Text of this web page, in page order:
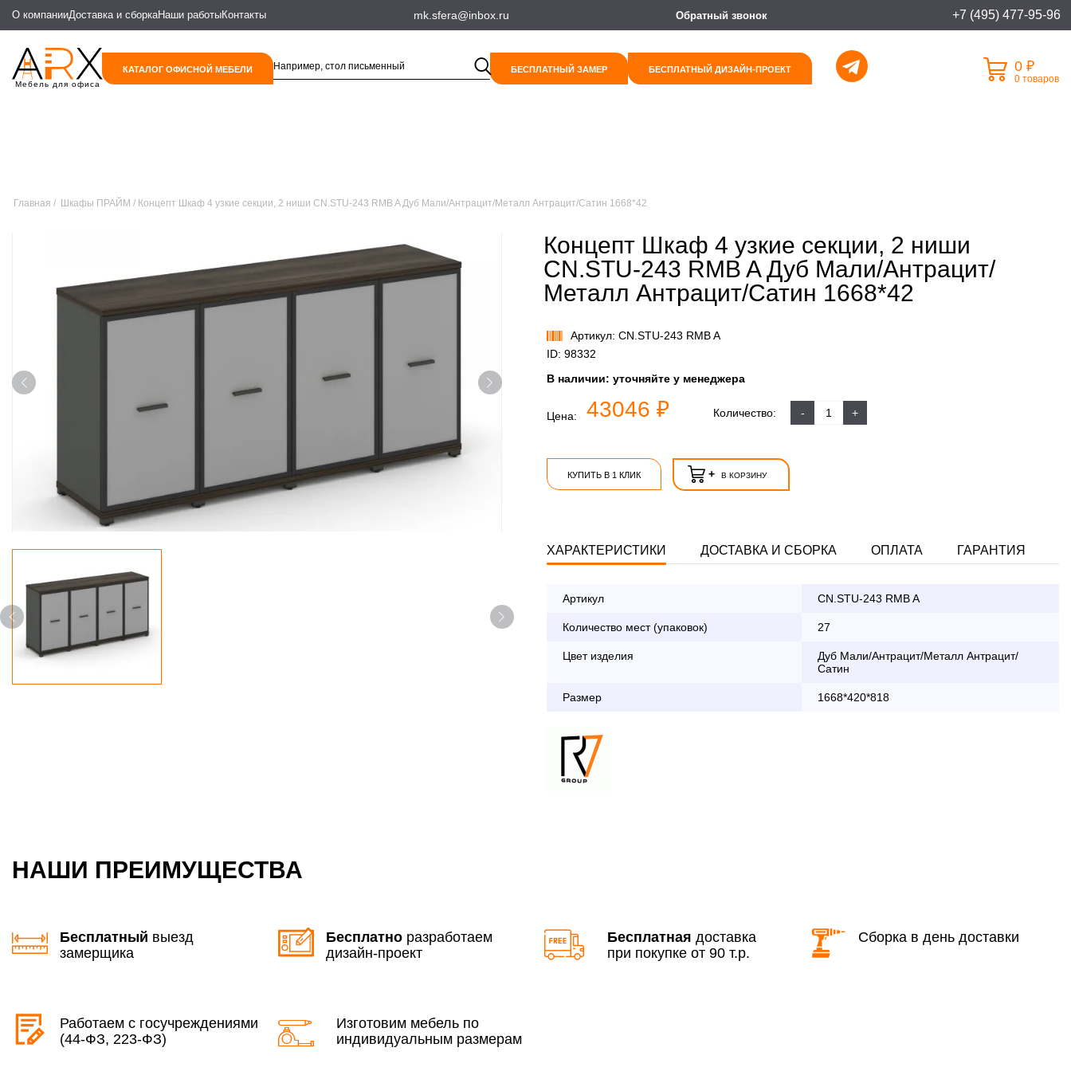
О компанииДоставка и сборкаНаши работыКонтакты mk.sfera@inbox.ru Обратный звонок +7 (495) 477-95-96
Мебель для офиса
КАТАЛОГ ОФИСНОЙ МЕБЕЛИ БЕСПЛАТНЫЙ ЗАМЕР БЕСПЛАТНЫЙ ДИЗАЙН-ПРОЕКТ 0 ₽
0 товаров
Главная Шкафы ПРАЙМ Концепт Шкаф 4 узкие секции, 2 ниши CN.STU-243 RMB A Дуб Мали/Антрацит/Металл Антрацит/Сатин 1668*42
Концепт Шкаф 4 узкие секции, 2 ниши
CN.STU-243 RMB A Дуб Мали/Антрацит/
Металл Антрацит/Сатин 1668*42
Артикул: CN.STU-243 RMB A
ID: 98332
В наличии:уточняйте у менеджера
Цена: 43046 ₽ Количество: - +
КУПИТЬ В 1 КЛИК + В КОРЗИНУ
ХАРАКТЕРИСТИКИ ДОСТАВКА И СБОРКА ОПЛАТА ГАРАНТИЯ
Артикул CN.STU-243 RMB A
Количество мест (упаковок) 27
Цвет изделия
Дуб Мали/Антрацит/Металл Антрацит/
Сатин
Размер 1668*420*818
с 8:30 до 18:00
По Москве в пределах МКАД в выходные и вечернее время
Оплата заказа банковской картой
НАШИ ПРЕИМУЩЕСТВА
Бесплатный выезд
замерщика
Бесплатно разработаем
дизайн-проект
Бесплатная доставка
при покупке от 90 т.р.
Сборка в день доставки
Работаем с госучреждениями
(44-ФЗ, 223-ФЗ)
Изготовим мебель по
индивидуальным размерам